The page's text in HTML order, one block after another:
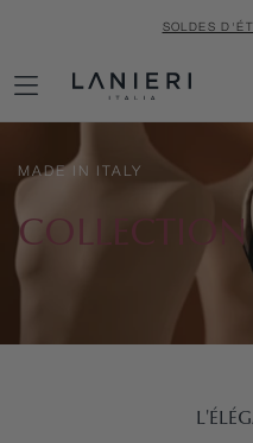
SOLDES
O
L
MADE IN ITALY
COLLECTION